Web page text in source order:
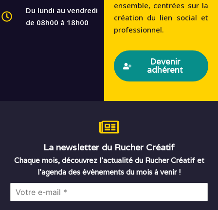
Du lundi au vendredi
de 08h00 à 18h00
ensemble, centrées sur la
création du lien social et
professionnel.
Devenir
adhérent
La newsletter du Rucher Créatif
Chaque mois, découvrez l’actualité du Rucher Créatif et
l’agenda des évènements du mois à venir !